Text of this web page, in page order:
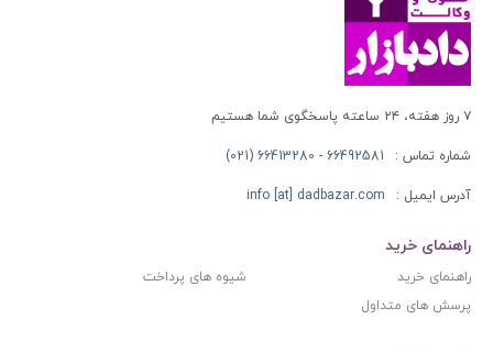
۷ روز هفته، ۲۴ ساعته پاسخگوی شما هستیم
شماره تماس : 66492581 - 66413280 (021)
آدرس ایمیل : info [at] dadbazar.com
راهنمای خرید
راهنمای خرید
شیوه های پرداخت
پرسش های متداول